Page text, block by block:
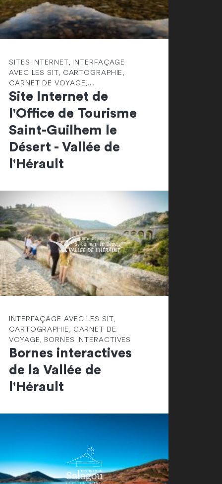
SITES INTERNET, INTERFAÇAGE
AVEC LES SIT, CARTOGRAPHIE,
CARNET DE VOYAGE,...
Site Internet de
l'Office de Tourisme
Saint-Guilhem le
Désert - Vallée de
l'Hérault
INTERFAÇAGE AVEC LES SIT,
CARTOGRAPHIE, CARNET DE
VOYAGE, BORNES INTERACTIVES
Bornes interactives
de la Vallée de
l'Hérault